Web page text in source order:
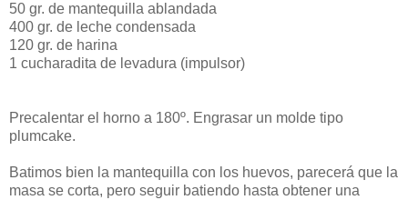
50 gr. de mantequilla ablandada
400 gr. de leche condensada
120 gr. de harina
1 cucharadita de levadura (impulsor)
Precalentar el horno a 180º. Engrasar un molde tipo
plumcake.
Batimos bien la mantequilla con los huevos, parecerá que la
masa se corta, pero seguir batiendo hasta obtener una